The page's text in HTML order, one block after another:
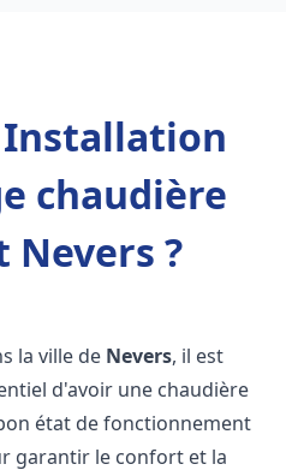
Installation
chaudière
Nevers ?
la ville de Nevers, il est
d'avoir une chaudière
état de fonctionnement
garantir le confort et la